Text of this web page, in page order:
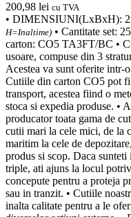
200,98 lei cu TVA
• DIMENSIUNI(LxBxH):
H=Inaltime) • Cantitate set:
carton: CO5 TA3FT/BC •
usoare, compuse din 3
Acestea va sunt oferite intr-
Cutiile din carton CO5 pot fi
transport, acestea fiind o
stoca si expedia produse. •
producator toata gama de
cutii mari la cele mici, de la
maritim la cele de
produs si scop. Daca
triple, ati ajuns la locul
concepute pentru a proteja
sau in tranzit. • Cutiile
inalta calitate pentru a le